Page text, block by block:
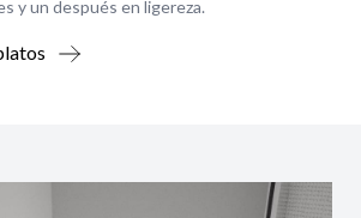
y un después en ligereza.